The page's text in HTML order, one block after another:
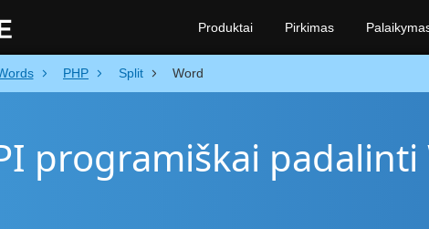
PHP Split Word
programiškai padalinti
Produktai Pirkimas